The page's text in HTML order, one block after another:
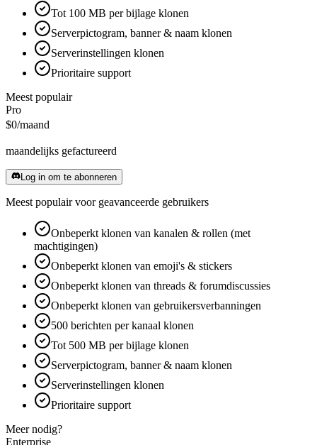
Tot 100 MB per bijlage klonen
Serverpictogram, banner & naam klonen
Serverinstellingen klonen
Prioritaire support
Meest populair
Pro
$0/maand
maandelijks gefactureerd
Log in om te abonneren
Meest populair voor geavanceerde gebruikers
Onbeperkt klonen van kanalen & rollen (met
machtigingen)
Onbeperkt klonen van emoji's & stickers
Onbeperkt klonen van threads & forumdiscussies
Onbeperkt klonen van gebruikersverbanningen
500 berichten per kanaal klonen
Tot 500 MB per bijlage klonen
Serverpictogram, banner & naam klonen
Serverinstellingen klonen
Prioritaire support
Meer nodig?
Enterprise